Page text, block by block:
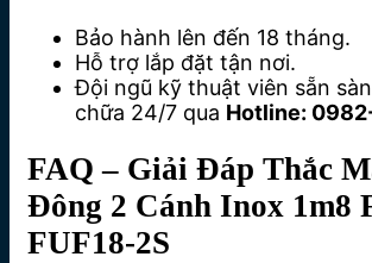
Bảo hành lên đến 18 tháng.
Hỗ trợ lắp đặt tận nơi.
Đội ngũ kỹ thuật viên sẵn
chữa 24/7 qua Hotline:
FAQ – Giải Đáp Thắc
Đông 2 Cánh Inox 1m8
FUF18-2S